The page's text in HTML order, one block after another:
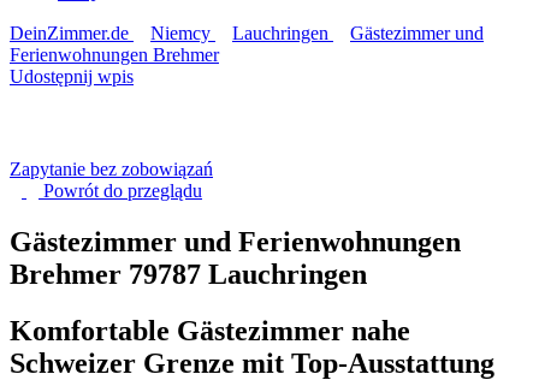
DeinZimmer.de
Niemcy Lauchringen
Gästezimmer und
Ferienwohnungen Brehmer
Udostępnij wpis
Zapytanie bez zobowiązań
Powrót do przeglądu
Gästezimmer und Ferienwohnungen
Brehmer 79787 Lauchringen
Komfortable Gästezimmer nahe
Schweizer Grenze mit Top-Ausstattung